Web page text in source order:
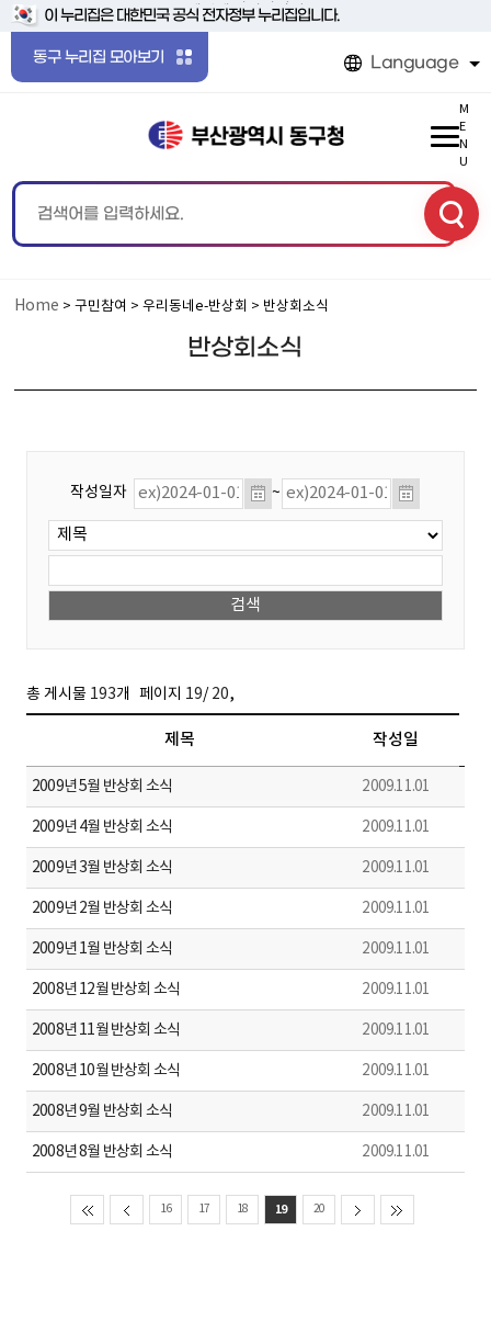
본문 바로가기
메인메뉴 바로가기
이 누리집은 대한민국 공식 전자정부 누리집입니다.
동구 누리집 모아보기 Language
M
E
N
U
Home > 구민참여 > 우리동네e-반상회 > 반상회소식
반상회소식
작성일자 ~
총 게시물 193개 페이지 19/ 20,
제목 작성일
2009년 5월 반상회 소식 2009.11.01
2009년 4월 반상회 소식 2009.11.01
2009년 3월 반상회 소식 2009.11.01
2009년 2월 반상회 소식 2009.11.01
2009년 1월 반상회 소식 2009.11.01
2008년 12월 반상회 소식 2009.11.01
2008년 11월 반상회 소식 2009.11.01
2008년 10월 반상회 소식 2009.11.01
2008년 9월 반상회 소식 2009.11.01
2008년 8월 반상회 소식 2009.11.01
16 17 18 19 20